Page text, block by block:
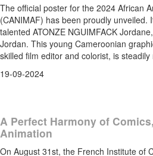
The official poster for the 2024 African
(CANIMAF) has been proudly unveiled.
talented ATONZE NGUIMFACK
Jordan. This young Cameroonian
skilled film editor and colorist, is steadily
19-09-2024
A Perfect Harmony of
Animation
On August 31st, the French Institute of